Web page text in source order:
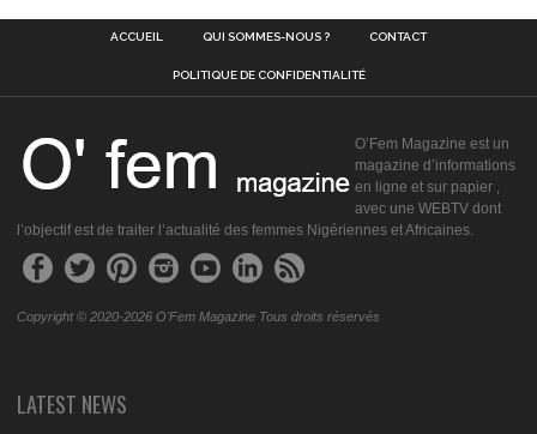
ACCUEIL QUI SOMMES-NOUS ? CONTACT
POLITIQUE DE CONFIDENTIALITÉ
O’Fem Magazine est un
magazine d’informations
en ligne et sur papier ,
avec une WEBTV dont
l’objectif est de traiter l’actualité des femmes Nigériennes et Africaines.
Copyright © 2020-2026 O'Fem Magazine Tous droits réservés
LATEST NEWS